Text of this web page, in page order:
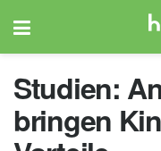
Studien:
bringen